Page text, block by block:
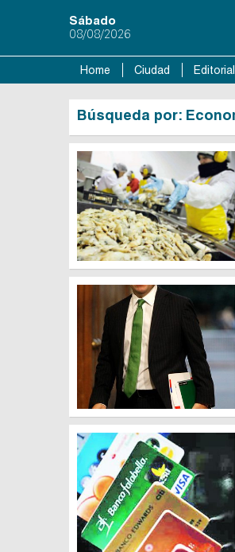
Sábado
08/08/2026
Home Ciudad Editorial
Búsqueda por: